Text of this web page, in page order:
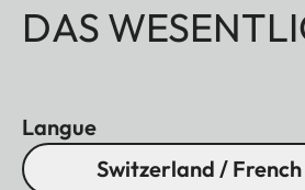
DAS
Langue
Switzerland / French